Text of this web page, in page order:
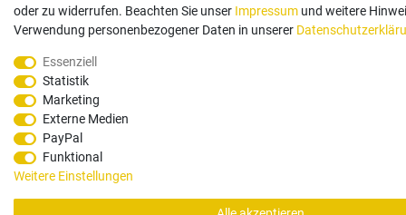
oder zu widerrufen. Beachten Sie unser Impressum und weitere
Verwendung personenbezogener Daten in unserer
Essenziell
Statistik
Marketing
Externe Medien
PayPal
Funktional
Weitere Einstellungen